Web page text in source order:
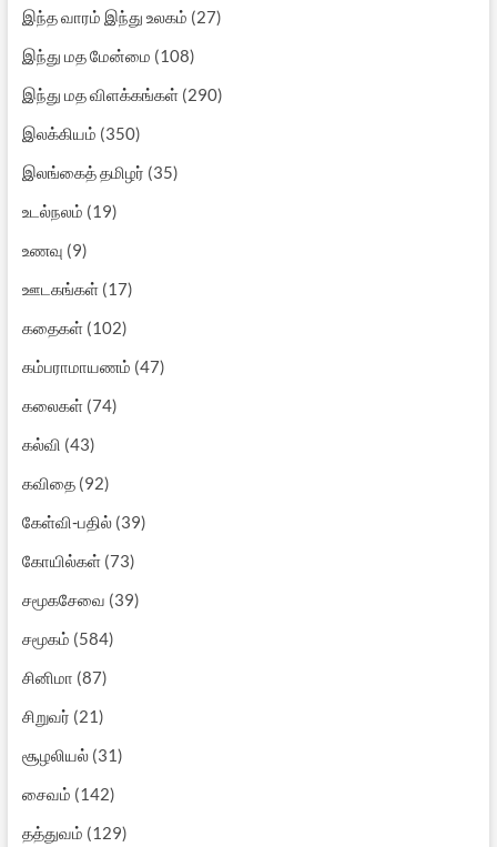
இந்த வாரம் இந்து உலகம் (27)
இந்து மத மேன்மை (108)
இந்து மத விளக்கங்கள்(290)
இலக்கியம் (350)
இலங்கைத் தமிழர் (35)
உடல்நலம் (19)
உணவு (9)
ஊடகங்கள்(17)
கதைகள்(102)
கம்பராமாயணம் (47)
கலைகள்(74)
கல்வி (43)
கவிதை(92)
கேள்வி-பதில்(39)
கோயில்கள்(73)
சமூகசேவை (39)
சமூகம் (584)
சினிமா (87)
சிறுவர் (21)
சூழலியல்(31)
சைவம் (142)
தத்துவம் (129)